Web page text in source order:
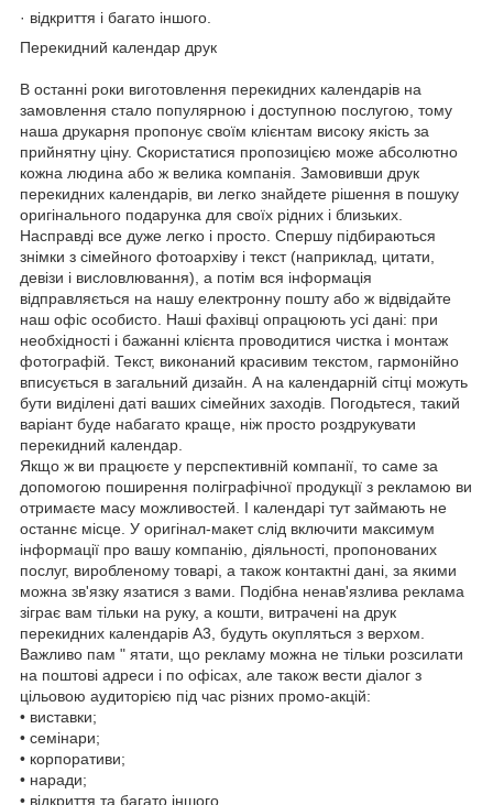
· відкриття і багато іншого.
Перекидний календар друк
В останні роки виготовлення перекидних календарів на
замовлення стало популярною і доступною послугою, тому
наша друкарня пропонує своїм клієнтам високу якість за
прийнятну ціну. Скористатися пропозицією може абсолютно
кожна людина або ж велика компанія. Замовивши друк
перекидних календарів, ви легко знайдете рішення в пошуку
оригінального подарунка для своїх рідних і близьких.
Насправді все дуже легко і просто. Спершу підбираються
знімки з сімейного фотоархіву і текст (наприклад, цитати,
девізи і висловлювання), а потім вся інформація
відправляється на нашу електронну пошту або ж відвідайте
наш офіс особисто. Наші фахівці опрацюють усі дані: при
необхідності і бажанні клієнта проводитися чистка і монтаж
фотографій. Текст, виконаний красивим текстом, гармонійно
вписується в загальний дизайн. А на календарній сітці можуть
бути виділені даті ваших сімейних заходів. Погодьтеся, такий
варіант буде набагато краще, ніж просто роздрукувати
перекидний календар.
Якщо ж ви працюєте у перспективній компанії, то саме за
допомогою поширення поліграфічної продукції з рекламою ви
отримаєте масу можливостей. І календарі тут займають не
останнє місце. У оригінал-макет слід включити максимум
інформації про вашу компанію, діяльності, пропонованих
послуг, виробленому товарі, а також контактні дані, за якими
можна зв'язку язатися з вами. Подібна ненав'язлива реклама
зіграє вам тільки на руку, а кошти, витрачені на друк
перекидних календарів А3, будуть окупляться з верхом.
Важливо пам " ятати, що рекламу можна не тільки розсилати
на поштові адреси і по офісах, але також вести діалог з
цільовою аудиторією під час різних промо-акцій:
• виставки;
• семінари;
• корпоративи;
• наради;
• відкриття та багато іншого.